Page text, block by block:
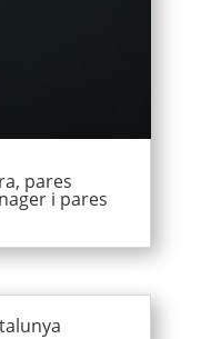
pares
i pares